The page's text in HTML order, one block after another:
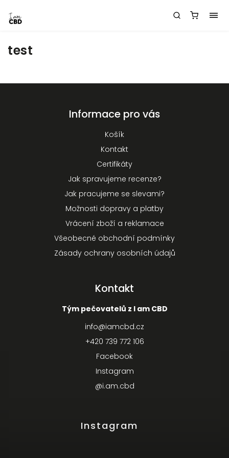
test
Instagram
Informace pro vás
Košík
Kontakt
Certifikáty
Jak spravujeme recenze?
Jak pracujeme se slevami?
Možnosti dopravy a platby
Vrácení zboží a reklamace
Všeobecné obchodní podmínky
Zásady ochrany osobních údajů
Kontakt
Tým pečovatelů z I am CBD
info@iamcbd.cz
+420 739 772 106
Facebook
Instagram
@i.am.cbd